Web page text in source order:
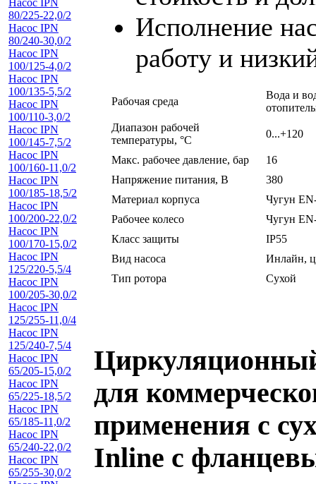
Насос IPN
80/225-22,0/2
Насос IPN
80/240-30,0/2
Насос IPN
100/125-4,0/2
Насос IPN
100/135-5,5/2
Насос IPN
100/110-3,0/2
Насос IPN
100/145-7,5/2
Насос IPN
100/160-11,0/2
Насос IPN
100/185-18,5/2
Насос IPN
100/200-22,0/2
Насос IPN
100/170-15,0/2
Насос IPN
125/220-5,5/4
Насос IPN
100/205-30,0/2
Насос IPN
125/255-11,0/4
Насос IPN
125/240-7,5/4
Насос IPN
65/205-15,0/2
Насос IPN
65/225-18,5/2
Насос IPN
65/185-11,0/2
Насос IPN
65/240-22,0/2
Насос IPN
65/255-30,0/2
Исполнение
работу и
Рабочая среда
Вода и
Диапазон рабочей
температуры, °С
0...+120
Макс. рабочее давление, бар
16
Напряжение питания, В
380
Материал корпуса
Чугун
Рабочее колесо
Чугун
Класс защиты
IP55
Вид насоса
Инлайн,
Тип ротора
Сухой
для
применения с
Inline с